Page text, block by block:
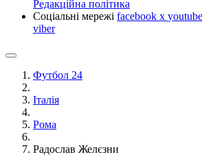
Редакційна політика
Соціальні мережі facebook x youtube
viber
Футбол 24
Італія
Рома
Радослав Желєзни